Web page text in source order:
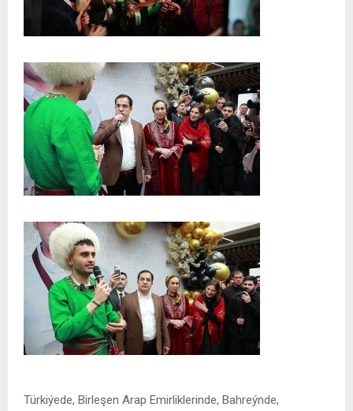
Türkiýede, Birleşen Arap Emirliklerinde, Bahreýnde,